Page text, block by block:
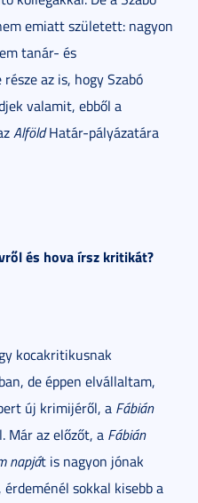
emiatt született: nagyon
tanár- és
az is, hogy Szabó
valamit, ebből a
AlföldHatár-pályázatára
és hova írsz kritikát?
kocakritikusnak
de éppen elvállaltam,
új krimijéről, a Fábián
Már az előzőt, a Fábián
napját is nagyon jónak
sokkal kisebb a